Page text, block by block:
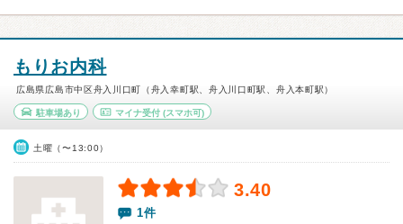
もりお内科
広島県広島市中区舟入川口町（舟入幸町駅、舟入川口町駅、舟入本町駅）
駐車場あり マイナ受付(スマホ可)
土曜（〜13:00）
3.40
1件